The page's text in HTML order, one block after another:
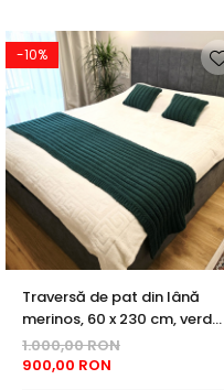
-10%
Traversă de pat din lână
merinos, 60 x 230 cm, verde
smarald
1.000,00 RON
900,00 RON